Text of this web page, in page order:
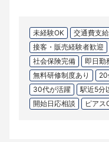
未経験OK 交通費支給
接客・販売経験者歓迎
社会保険完備
即日勤
無料研修制度あり
20
30代が活躍
駅近5分
開始日応相談
ピアス